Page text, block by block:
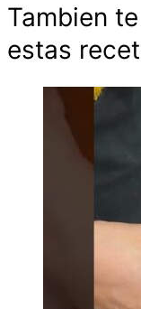
Tambien
estas